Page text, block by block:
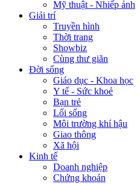
Mỹ thuật - Nhiếp ảnh
Giải trí
Truyền hình
Thời trang
Showbiz
Cùng thư giãn
Đời sống
Giáo dục - Khoa học
Y tế - Sức khoẻ
Bạn trẻ
Lối sống
Môi trường khí hậu
Giao thông
Xã hội
Kinh tế
Doanh nghiệp
Chứng khoán